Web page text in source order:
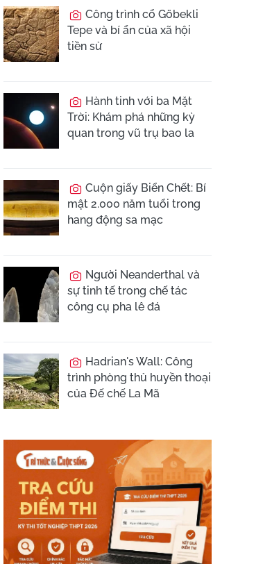
Công trình cổ Göbekli
Tepe và bí ẩn của xã hội
tiền sử
Hành tinh với ba Mặt
Trời: Khám phá những kỳ
quan trong vũ trụ bao la
Cuộn giấy Biển Chết: Bí
mật 2.000 năm tuổi trong
hang động sa mạc
Người Neanderthal và
sự tinh tế trong chế tác
công cụ pha lê đá
Hadrian's Wall: Công
trình phòng thủ huyền thoại
của Đế chế La Mã